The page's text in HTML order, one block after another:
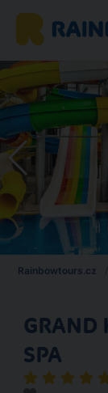
Rainbowtours.cz
GRAND
SPA